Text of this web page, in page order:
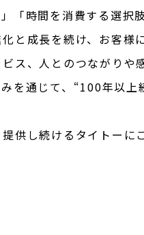
「時間を消費する選択
と成長を続け、お客様
ス、人とのつながりや
を通じて、“100年以
供し続けるタイトーに